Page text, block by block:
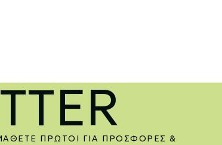
ΠΡΏΤΟΙ ΓΙΑ ΠΡΟΣΦΟΡΈΣ &